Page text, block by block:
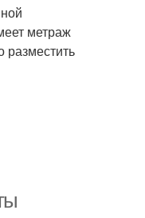
метраж
разместить